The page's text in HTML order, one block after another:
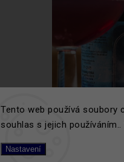
Tento web používá soubory
souhlas s jejich
Nastavení